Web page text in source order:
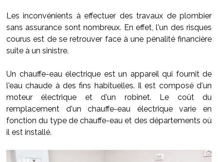
Les inconvénients à effectuer des travaux de plombier
sans assurance sont nombreux. En effet, l'un des risques
courus est de se retrouver face à une pénalité financière
suite à un sinistre.
Un chauffe-eau électrique est un appareil qui fournit de
l'eau chaude à des fins habituelles. Il est composé d'un
moteur électrique et d'un robinet. Le coût du
remplacement d'un chauffe-eau électrique varie en
fonction du type de chauffe-eau et des départements où
il est installé.